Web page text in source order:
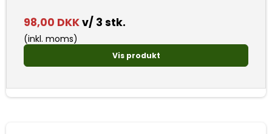
98,00 DKKv/ 3 stk.
(inkl. moms)
Vis produkt